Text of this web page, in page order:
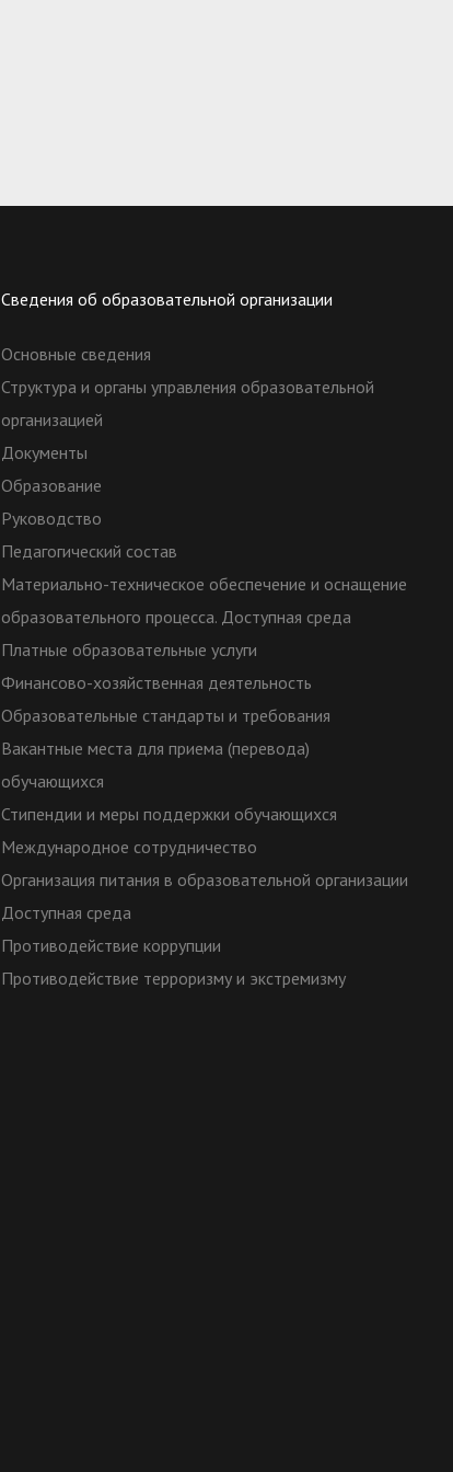
Сведения об образовательной организации
Основные сведения
Структура и органы управления образовательной
организацией
Документы
Образование
Руководство
Педагогический состав
Материально-техническое обеспечение и оснащение
образовательного процесса. Доступная среда
Платные образовательные услуги
Финансово-хозяйственная деятельность
Образовательные стандарты и требования
Вакантные места для приема (перевода)
обучающихся
Стипендии и меры поддержки обучающихся
Международное сотрудничество
Организация питания в образовательной организации
Доступная среда
Противодействие коррупции
Противодействие терроризму и экстремизму